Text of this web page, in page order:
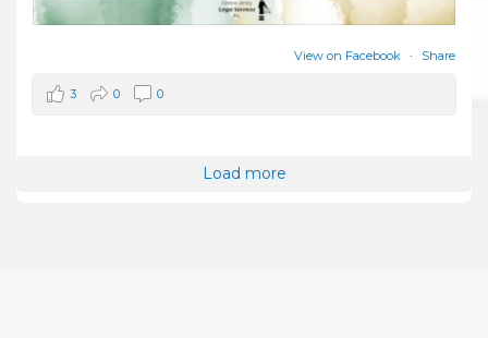
View on Facebook · Share
3 0 0
Load more